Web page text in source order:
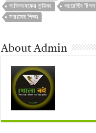
অভিভাবকের ভূমিকা
প্যারেন্টিং টিপস
সন্তানের শিক্ষা
About Admin